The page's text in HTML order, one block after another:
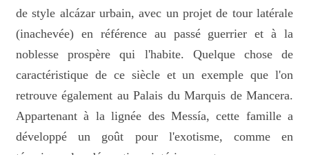
de style alcázar urbain, avec un projet de tour latérale
(inachevée) en référence au passé guerrier et à la
noblesse prospère qui l'habite. Quelque chose de
caractéristique de ce siècle et un exemple que l'on
retrouve également au Palais du Marquis de Mancera.
Appartenant à la lignée des Messía, cette famille a
développé un goût pour l'exotisme, comme en